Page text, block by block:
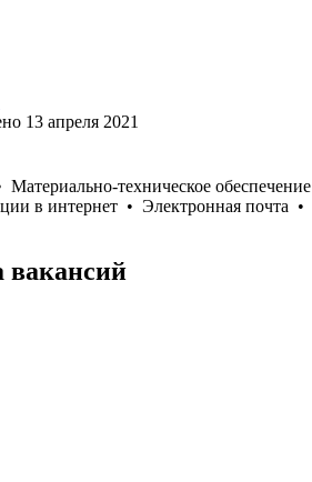
13 апреля 2021
Материально-техническое обеспечение
в интернет • Электронная почта •